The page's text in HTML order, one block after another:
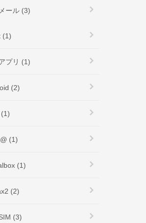
ール (3)
(1)
プリ (1)
(2)
(1)
(1)
(2)
(3)